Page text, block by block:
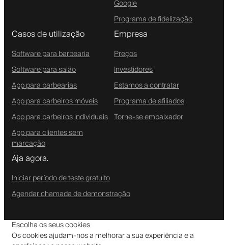
Google
Programa de fidelização
Casos de utilização
Software para barbearia
Software para salão
App para barbearias
App para barbeiros móveis
App para barbeiros individuais
App para clientes sem
marcação
Empresa
Preços
Investidores
Estamos a contratar
Programa de afiliados
Torne-se embaixador
Aja agora.
Iniciar período de teste gratuito
Agendar chamada de demonstração
Escolha os seus cookies
Os cookies ajudam-nos a melhorar a sua experiência e a